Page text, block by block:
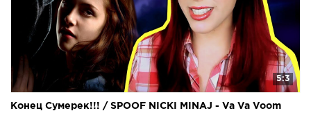
5:3
Конец Сумерек!!! / SPOOF NICKI MINAJ - Va Va Voom